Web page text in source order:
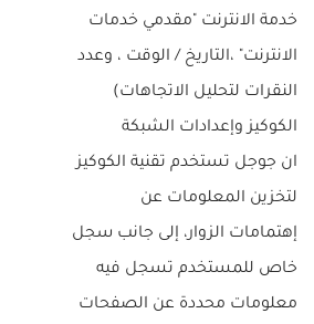
خدمة الانترنت "مقدمي خدمات
الانترنت" ،التاريخ / الوقت ، وعدد
النقرات لتحليل الاتجاهات)
الكوكيز وإعدادات الشبكة
ان جوجل تستخدم تقنية الكوكيز
لتخزين المعلومات عن
إهتمامات الزوار، إلى جانب سجل
خاص للمستخدم تسجل فيه
معلومات محددة عن الصفحات